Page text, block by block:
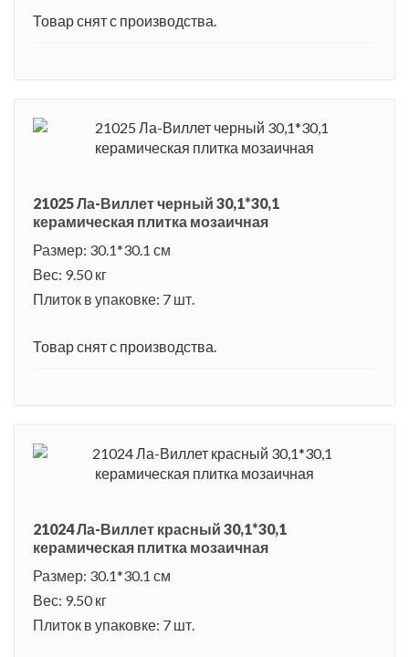
науки и техники. На территории парка представлено
экспериментах, изучить различные физические и природные
явления, посетить кабину субмарины или космической
пароходике.
Товар снят с производства.
21025 Ла-Виллет черный 30,1*30,1
керамическая плитка мозаичная
Размер: 30.1*30.1 см
Вес: 9.50 кг
Плиток в упаковке: 7 шт.
Товар снят с производства.
21024 Ла-Виллет красный 30,1*30,1
керамическая плитка мозаичная
Размер: 30.1*30.1 см
Вес: 9.50 кг
Плиток в упаковке: 7 шт.